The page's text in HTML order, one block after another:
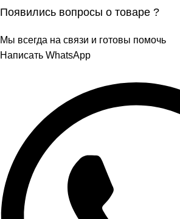
Появились вопросы о товаре ?
Мы всегда на связи и готовы помочь
Написать WhatsApp